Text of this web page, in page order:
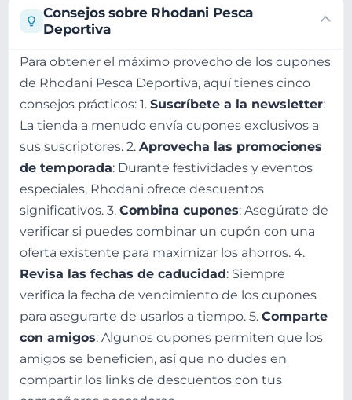
Consejos sobre Rhodani Pesca
Deportiva
Para obtener el máximo provecho de los cupones
de Rhodani Pesca Deportiva, aquí tienes cinco
consejos prácticos: 1. Suscríbete a la newsletter:
La tienda a menudo envía cupones exclusivos a
sus suscriptores. 2. Aprovecha las promociones
de temporada: Durante festividades y eventos
especiales, Rhodani ofrece descuentos
significativos. 3. Combina cupones: Asegúrate de
verificar si puedes combinar un cupón con una
oferta existente para maximizar los ahorros. 4.
Revisa las fechas de caducidad: Siempre
verifica la fecha de vencimiento de los cupones
para asegurarte de usarlos a tiempo. 5. Comparte
con amigos: Algunos cupones permiten que los
amigos se beneficien, así que no dudes en
compartir los links de descuentos con tus